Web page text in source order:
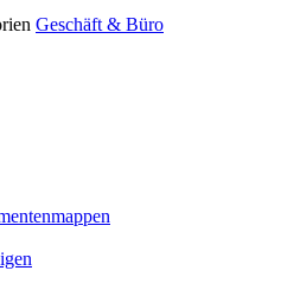
Geschäft & Büro